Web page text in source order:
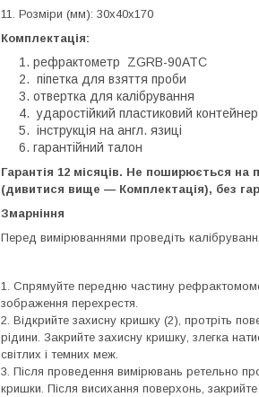
11. Розміри (мм): 30х40х170
Комплектація:
рефрактометр ZGRB-90ATC
піпетка для взяття проби
отвертка для калібрування
ударостійкий пластиковий
інструкція на англ. язиці
гарантійний талон
Гарантія 12 місяців. Не поширюється на
(дивитися вище — Комплектація), без
Змарніння
Перед вимірюваннями проведіть
1. Спрямуйте передню частину
зображення перехрестя.
2. Відкрийте захисну кришку (2), протріть
рідини. Закрийте захисну кришку, злегка
світлих і темних меж.
3. Після проведення вимірювань ретельно
кришки. Після висихання поверхонь,